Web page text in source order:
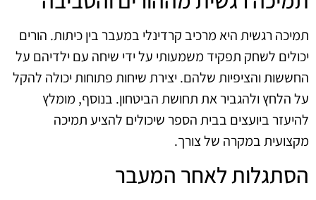
תמיכה רגשית היא מרכיב קרדינלי במעבר בין כיתות. הורים
יכולים לשחק תפקיד משמעותי על ידי שיחה עם ילדיהם על
החששות והציפיות שלהם. יצירת שיחות פתוחות יכולה להקל
על הלחץ ולהגביר את תחושת הביטחון. בנוסף, מומלץ
להיעזר ביועצים בבית הספר שיכולים להציע תמיכה
מקצועית במקרה של צורך.
הסתגלות לאחר המעבר